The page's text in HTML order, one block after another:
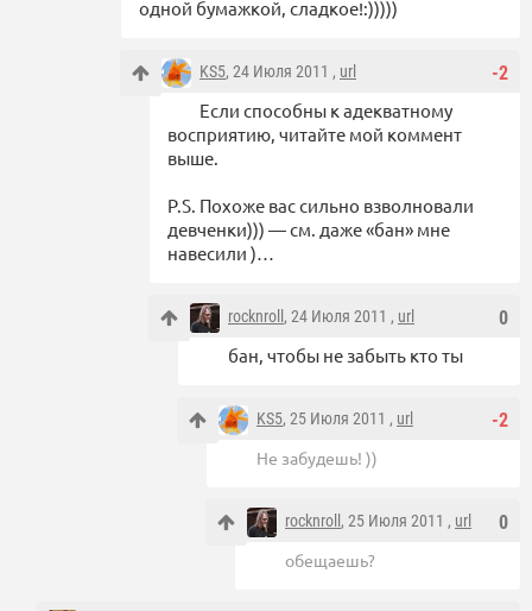
одной бумажкой, сладкое!:)))))
-2
KS5, 24 Июля 2011 , url
Если способны к адекватному
восприятию, читайте мой коммент
выше.
P.S. Похоже вас сильно взволновали
девченки))) — см. даже «бан» мне
навесили )…
0
rocknroll , 24 Июля 2011 , url
бан, чтобы не забыть кто ты
-2
KS5, 25 Июля 2011 , url
Не забудешь! ))
0
rocknroll , 25 Июля 2011 , url
обещаешь?